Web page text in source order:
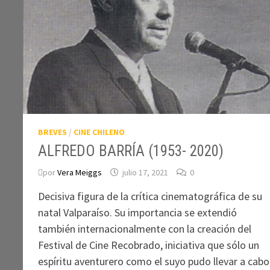
BREVES / CINE CHILENO
ALFREDO BARRÍA (1953- 2020)
porVera Meiggs julio 17, 2021 0
Decisiva figura de la crítica cinematográfica de su
natal Valparaíso. Su importancia se extendió
también internacionalmente con la creación del
Festival de Cine Recobrado, iniciativa que sólo un
espíritu aventurero como el suyo pudo llevar a